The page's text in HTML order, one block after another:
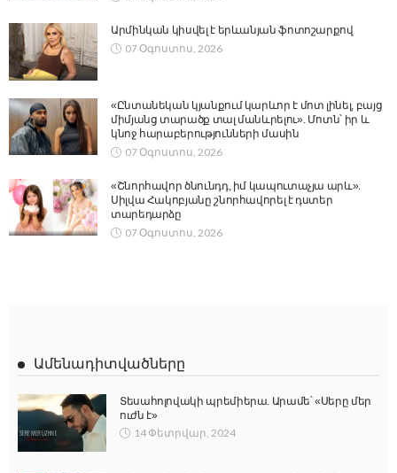
Արմինկան կիսվել է երևանյան ֆոտոշարքով
07 Օգոստոս, 2026
«Ընտանեկան կյանքում կարևոր է մոտ լինել, բայց
միմյանց տարածք տալ մանևրելու». Մոտն՝ իր և
կնոջ հարաբերությունների մասին
07 Օգոստոս, 2026
«Շնորհավոր ծնունդդ, իմ կապուտաչյա արև».
Սիլվա Հակոբյանը շնորհավորել է դստեր
տարեդարձը
07 Օգոստոս, 2026
Ամենադիտվածները
Տեսահոլովակի պրեմիերա. Արամե՝ «Սերը մեր
ուժն է»
14 Փետրվար, 2024